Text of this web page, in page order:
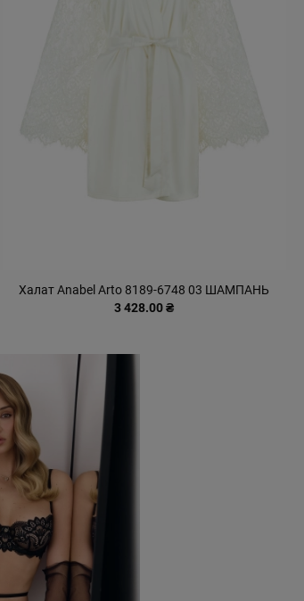
Халат Anabel Arto 8189-6748 03 ШАМПАНЬ
3 428.00 ₴